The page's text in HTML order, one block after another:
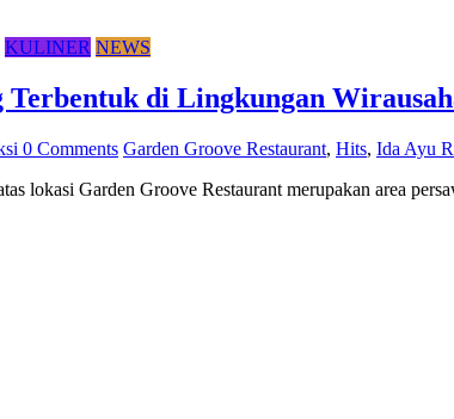
KULINER NEWS
Terbentuk di Lingkungan
0 Comments Garden Groove Restaurant, Hits, Ida Ayu
lokasi Garden Groove Restaurant merupakan area